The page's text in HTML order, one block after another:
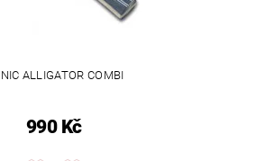
ALLIGATOR COMBI
990 Kč